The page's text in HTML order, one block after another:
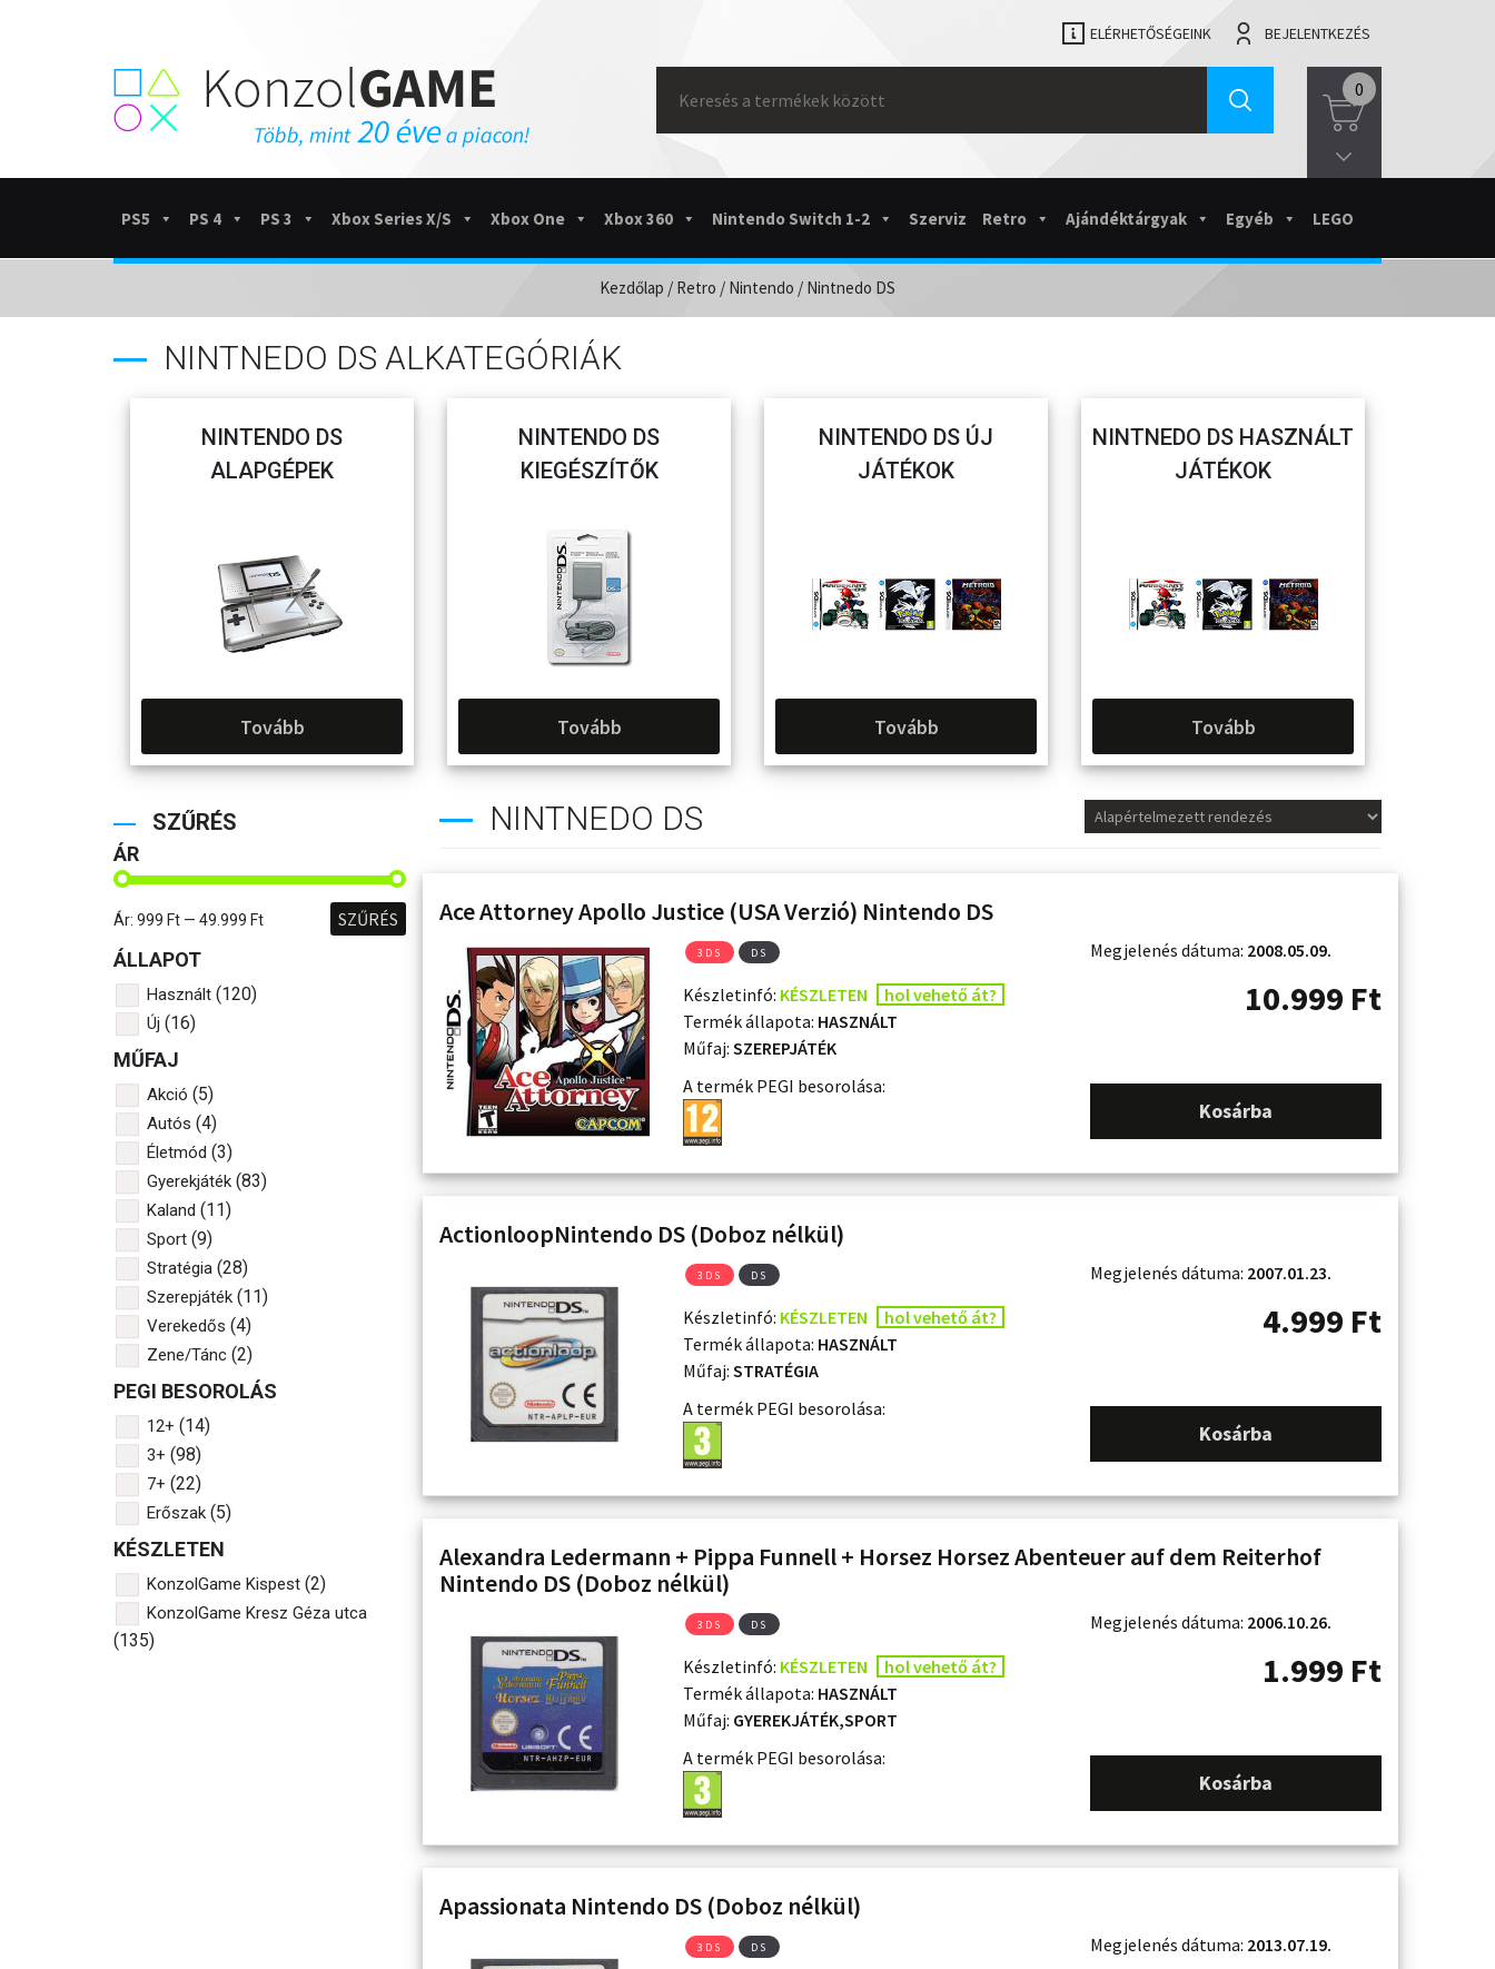
ELÉRHETŐSÉGEINK BEJELENTKEZÉS
for:
0
PS5 PS 4 PS 3 Xbox Series X/S Xbox One Xbox 360 Nintendo Switch 1-2 Szerviz Retro Ajándéktárgyak Egyéb LEGO
Kezdőlap / Retro / Nintendo / Nintnedo DS
NINTNEDO DS ALKATEGÓRIÁK
NINTENDO DS
ALAPGÉPEK
Tovább
NINTENDO DS
KIEGÉSZÍTŐK
Tovább
NINTENDO DS ÚJ
JÁTÉKOK
Tovább
NINTNEDO DS HASZNÁLT
JÁTÉKOK
Tovább
SZŰRÉS
ÁR
SZŰRÉS
Ár: 999 Ft — 49.999 Ft
ÁLLAPOT
Használt (120)
Új (16)
MŰFAJ
Akció (5)
Autós (4)
Életmód (3)
Gyerekjáték (83)
Kaland (11)
Sport (9)
Stratégia (28)
Szerepjáték (11)
Verekedős (4)
Zene/Tánc (2)
PEGI BESOROLÁS
12+ (14)
3+ (98)
7+ (22)
Erőszak (5)
KÉSZLETEN
KonzolGame Kispest (2)
KonzolGame Kresz Géza utca
(135)
NINTNEDO DS
Ace Attorney Apollo Justice (USA Verzió) Nintendo DS
3DS DS
Készletinfó: KÉSZLETEN
hol vehető át?
Termék állapota: HASZNÁLT
Műfaj: SZEREPJÁTÉK
A termék PEGI besorolása:
Megjelenés dátuma: 2008.05.09.
10.999 Ft
Kosárba
ActionloopNintendo DS (Doboz nélkül)
3DS DS
Készletinfó: KÉSZLETEN
hol vehető át?
Termék állapota: HASZNÁLT
Műfaj: STRATÉGIA
A termék PEGI besorolása:
Megjelenés dátuma: 2007.01.23.
4.999 Ft
Kosárba
Alexandra Ledermann + Pippa Funnell + Horsez Horsez Abenteuer auf dem Reiterhof
Nintendo DS (Doboz nélkül)
3DS DS
Készletinfó: KÉSZLETEN
hol vehető át?
Termék állapota: HASZNÁLT
Műfaj: GYEREKJÁTÉK,SPORT
A termék PEGI besorolása:
Megjelenés dátuma: 2006.10.26.
1.999 Ft
Kosárba
Apassionata Nintendo DS (Doboz nélkül)
3DS DS Megjelenés dátuma: 2013.07.19.